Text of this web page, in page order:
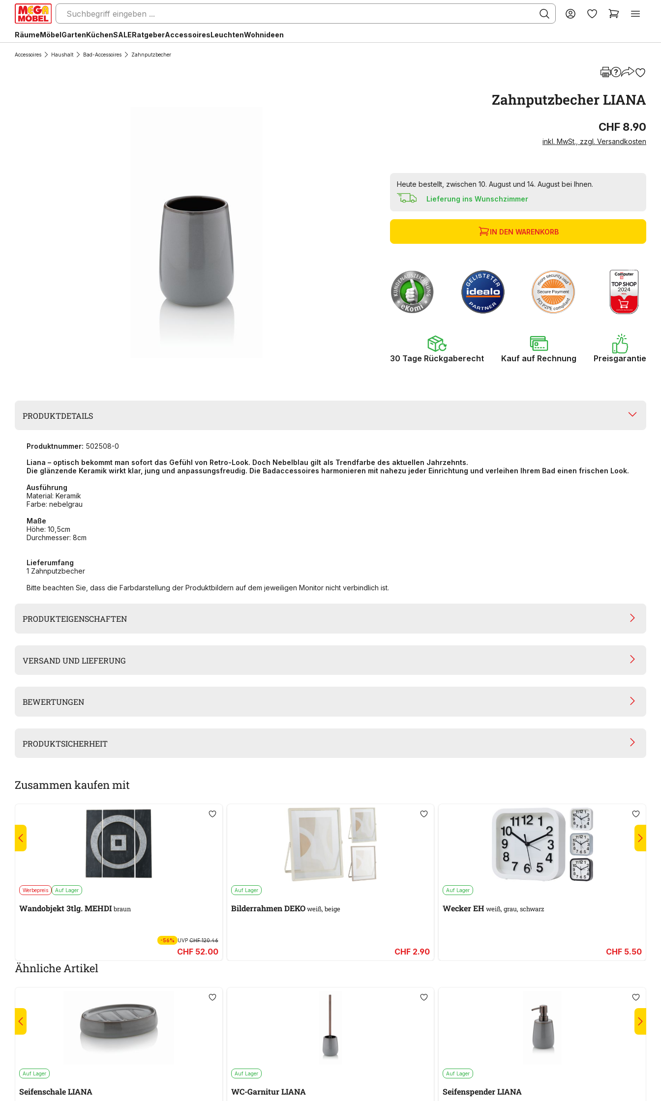
RäumeMöbelGartenKüchenSALERatgeberAccessoiresLeuchtenWohnideen
Accessoires Haushalt Bad-Accessoires Zahnputzbecher
Zahnputzbecher LIANA
CHF 8.90
inkl. MwSt., zzgl. Versandkosten
Heute bestellt, zwischen 10. August und 14. August bei Ihnen.
Lieferung ins Wunschzimmer
IN DEN WARENKORB
30 Tage Rückgaberecht Kauf auf Rechnung Preisgarantie
PRODUKTDETAILS
Produktnummer: 502508-0
Liana – optisch bekommt man sofort das Gefühl von Retro-Look. Doch Nebelblau gilt als Trendfarbe des aktuellen Jahrzehnts.
Die glänzende Keramik wirkt klar, jung und anpassungsfreudig. Die Badaccessoires harmonieren mit nahezu jeder Einrichtung und verleihen Ihrem Bad einen frischen Look.
Ausführung
Material: Keramik
Farbe: nebelgrau
Maße
Höhe: 10,5cm
Durchmesser: 8cm
Lieferumfang
1 Zahnputzbecher
Bitte beachten Sie, dass die Farbdarstellung der Produktbildern auf dem jeweiligen Monitor nicht verbindlich ist.
PRODUKTEIGENSCHAFTEN
VERSAND UND LIEFERUNG
BEWERTUNGEN
PRODUKTSICHERHEIT
Zusammen kaufen mit
Werbepreis Auf Lager
Wandobjekt 3tlg. MEHDIbraun
-56% UVPCHF 120.46
CHF 52.00
Auf Lager
Bilderrahmen DEKOweiß, beige
CHF 2.90
Auf Lager
Wecker EH weiß, grau, schwarz
CHF 5.50
Ähnliche Artikel
Auf Lager
Seifenschale LIANA
Auf Lager
WC-Garnitur LIANA
Auf Lager
Seifenspender LIANA